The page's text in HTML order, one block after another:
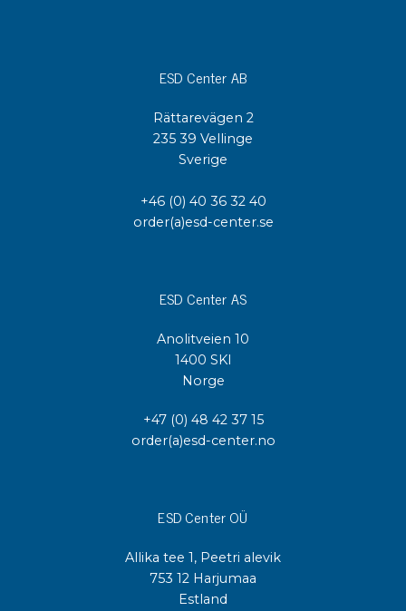
ESD Center AB
Rättarevägen 2
235 39 Vellinge
Sverige
+46 (0) 40 36 32 40
order(a)esd-center.se
ESD Center AS
Anolitveien 10
1400 SKI
Norge
+47 (0) 48 42 37 15
order(a)esd-center.no
ESD Center OÜ
Allika tee 1, Peetri alevik
753 12 Harjumaa
Estland